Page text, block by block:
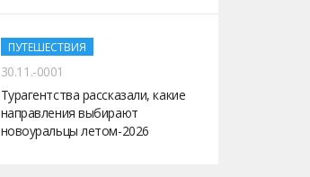
ПУТЕШЕСТВИЯ
30.11.-0001
Турагентства рассказали, какие
направления выбирают
новоуральцы летом-2026